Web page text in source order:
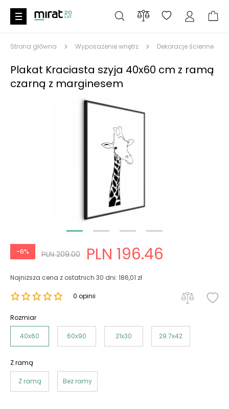
Strona główna Wyposażenie wnętrz Dekoracje ścienne
Plakat Kraciasta szyja 40x60 cm z ramą
czarną z marginesem
-6% PLN 209.00 PLN 196.46
Najniższa cena z ostatnich 30 dni: 186,01 zł
0 opinii
Rozmiar
40x60 60x90 21x30 29.7x42
Z ramą
Z ramą Bez ramy